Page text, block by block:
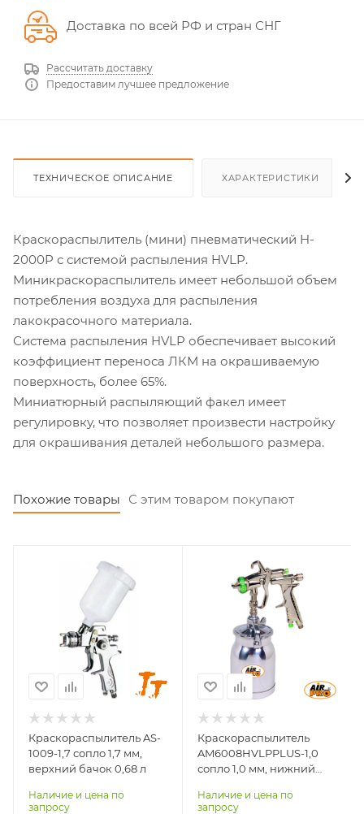
Доставка по всей РФ и стран СНГ
Рассчитать доставку
Предоставим лучшее предложение
ТЕХНИЧЕСКОЕ ОПИСАНИЕ ХАРАКТЕРИСТИКИ
Краскораспылитель (мини) пневматический H-
2000P с системой распыления HVLP.
Миникраскораспылитель имеет небольшой объем
потребления воздуха для распыления
лакокрасочного материала.
Система распыления HVLP обеспечивает высокий
коэффициент переноса ЛКМ на окрашиваемую
поверхность, более 65%.
Миниатюрный распыляющий факел имеет
регулировку, что позволяет произвести настройку
для окрашивания деталей небольшого размера.
Похожие товары С этим товаром покупают
Вместимость бачка, л
Расход воздуха, л/
72-99
Размер сопла, мм
1,7
LVMP
Тип подачи ЛКМ
верхний бачок
Краскораспылитель AS-
1009-1,7 сопло 1,7 мм,
верхний бачок 0,68 л
Наличие и цена по
запросу
Вместимость бачка, л
Расход воздуха, л/
Размер сопла, мм
1,0
HVLP
Тип подачи ЛКМ
нижний бачок
Краскораспылитель
AM6008HVLPPLUS-1,0
сопло 1,0 мм, нижний
Наличие и цена по
запросу